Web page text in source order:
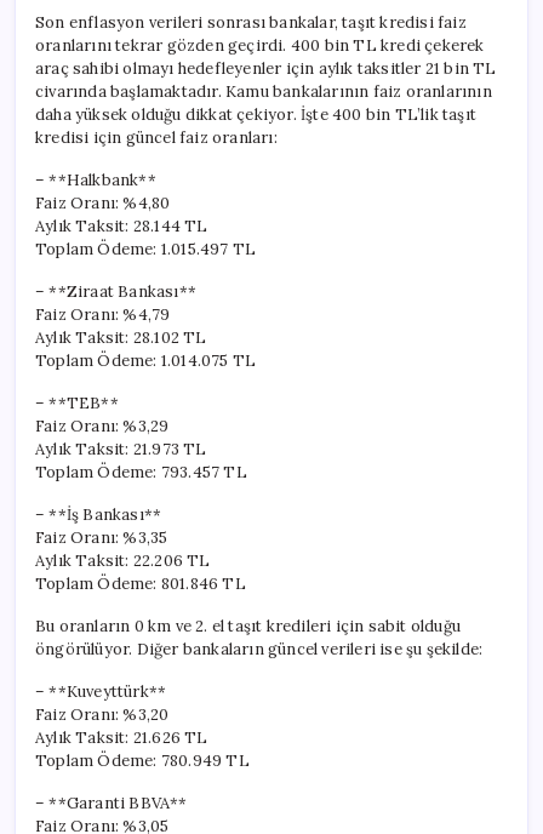
için
Son enflasyon verileri sonrası bankalar, taşıt kredisi faiz
oranlarını tekrar gözden geçirdi. 400 bin TL kredi çekerek
araç sahibi olmayı hedefleyenler için aylık taksitler 21 bin TL
civarında başlamaktadır. Kamu bankalarının faiz oranlarının
daha yüksek olduğu dikkat çekiyor. İşte 400 bin TL’lik taşıt
kredisi için güncel faiz oranları:
– **Halkbank**
Faiz Oranı: %4,80
Aylık Taksit: 28.144 TL
Toplam Ödeme: 1.015.497 TL
– **Ziraat Bankası**
Faiz Oranı: %4,79
Aylık Taksit: 28.102 TL
Toplam Ödeme: 1.014.075 TL
– **TEB**
Faiz Oranı: %3,29
Aylık Taksit: 21.973 TL
Toplam Ödeme: 793.457 TL
– **İş Bankası**
Faiz Oranı: %3,35
Aylık Taksit: 22.206 TL
Toplam Ödeme: 801.846 TL
Bu oranların 0 km ve 2. el taşıt kredileri için sabit olduğu
öngörülüyor. Diğer bankaların güncel verileri ise şu şekilde:
– **Kuveyttürk**
Faiz Oranı: %3,20
Aylık Taksit: 21.626 TL
Toplam Ödeme: 780.949 TL
– **Garanti BBVA**
Faiz Oranı: %3,05